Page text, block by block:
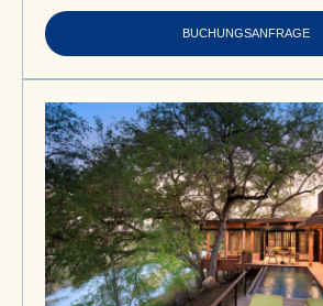
BUCHUNGSANFRAGE